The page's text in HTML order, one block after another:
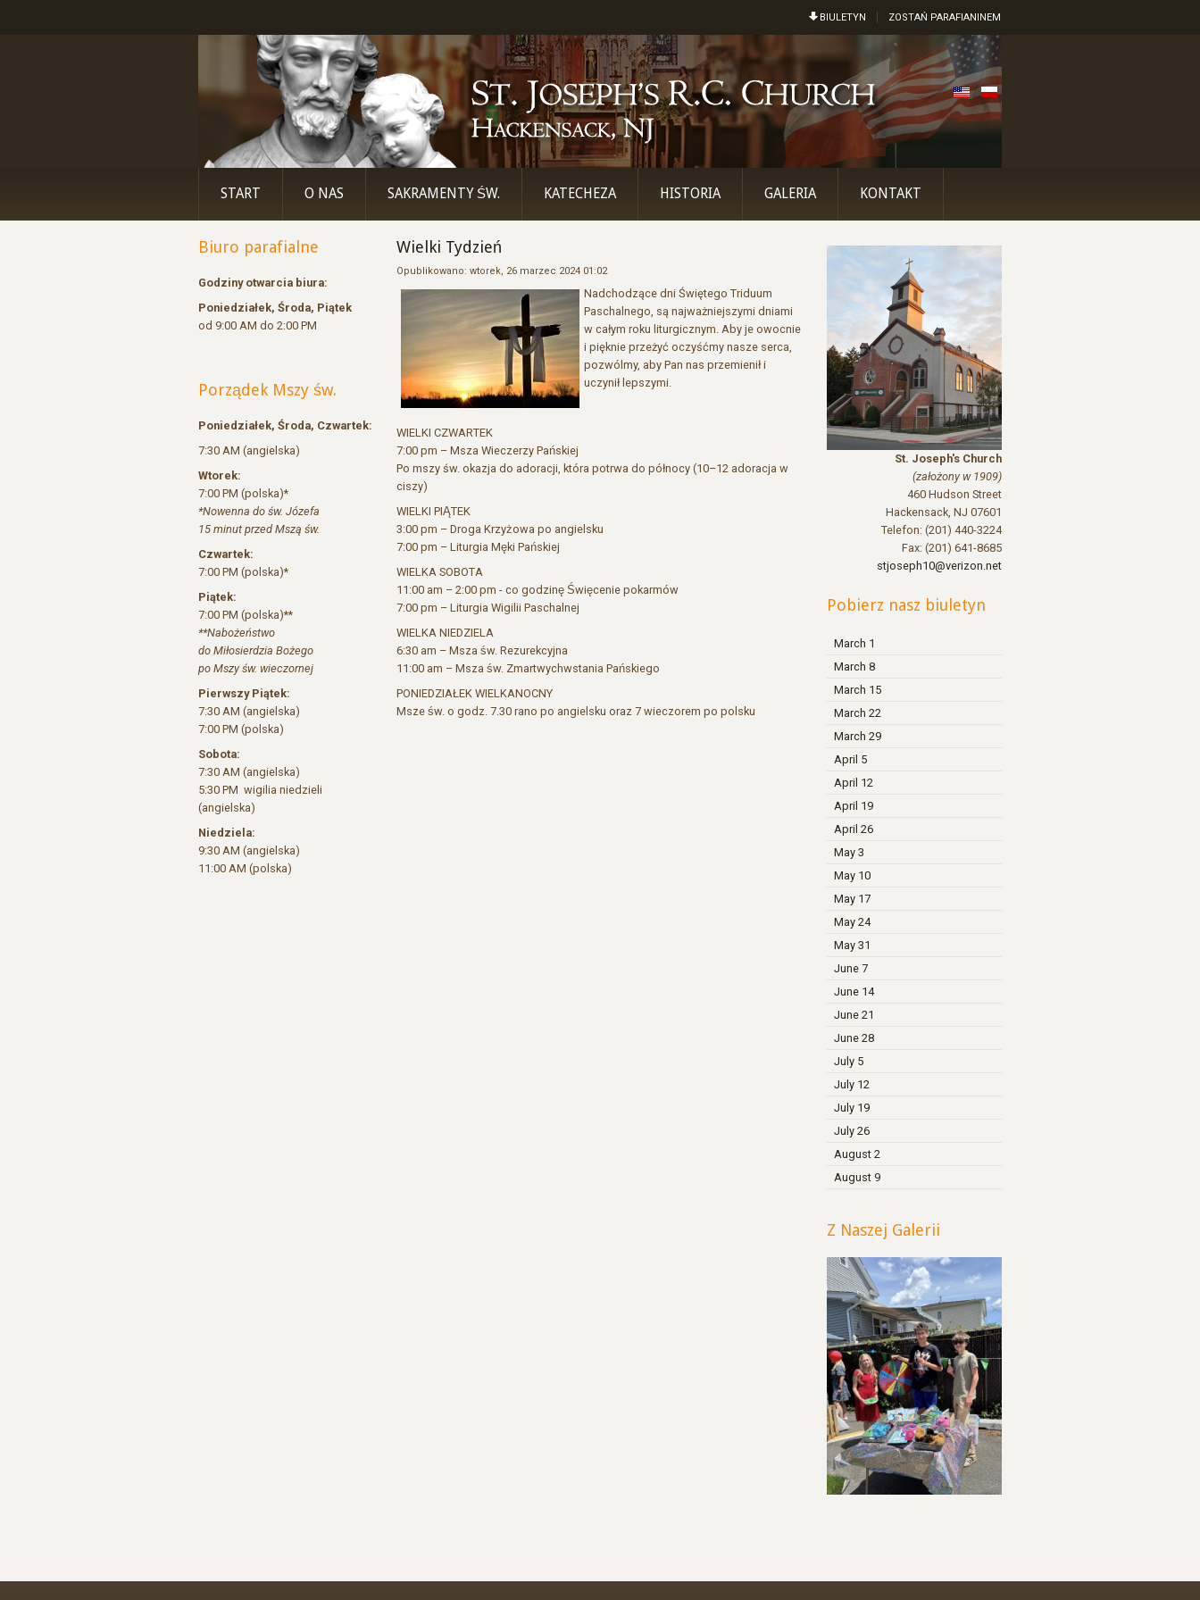
BIULETYN ZOSTAŃ PARAFIANINEM
START O NAS SAKRAMENTY ŚW. KATECHEZA HISTORIA GALERIA KONTAKT
Biuro parafialne
Godziny otwarcia biura:
Poniedziałek, Środa, Piątek
od 9:00 AM do 2:00 PM
Porządek Mszy św.
Poniedziałek, Środa, Czwartek:
7:30 AM (angielska)
Wtorek:
7:00 PM (polska)*
*Nowenna do św. Józefa
15 minut przed Mszą św.
Czwartek:
7:00 PM (polska)*
Piątek:
7:00 PM (polska)**
**Nabożeństwo
do Miłosierdzia Bożego
po Mszy św. wieczornej
Pierwszy Piątek:
7:30 AM (angielska)
7:00 PM (polska)
Sobota:
7:30 AM (angielska)
5:30 PM wigilia niedzieli
(angielska)
Niedziela:
9:30 AM (angielska)
11:00 AM (polska)
Wielki Tydzień
Opublikowano: wtorek, 26 marzec 2024 01:02
Nadchodzące dni Świętego Triduum
Paschalnego, są najważniejszymi dniami
w całym roku liturgicznym. Aby je owocnie
i pięknie przeżyć oczyśćmy nasze serca,
pozwólmy, aby Pan nas przemienił i
uczynił lepszymi.
WIELKI CZWARTEK
7:00 pm – Msza Wieczerzy Pańskiej
Po mszy św. okazja do adoracji, która potrwa do północy (10–12 adoracja w
ciszy)
WIELKI PIĄTEK
3:00 pm – Droga Krzyżowa po angielsku
7:00 pm – Liturgia Męki Pańskiej
WIELKA SOBOTA
11:00 am – 2:00 pm - co godzinę Święcenie pokarmów
7:00 pm – Liturgia Wigilii Paschalnej
WIELKA NIEDZIELA
6:30 am – Msza św. Rezurekcyjna
11:00 am – Msza św. Zmartwychwstania Pańskiego
PONIEDZIAŁEK WIELKANOCNY
Msze św. o godz. 7.30 rano po angielsku oraz 7 wieczorem po polsku
St. Joseph's Church
(założony w 1909)
460 Hudson Street
Hackensack, NJ 07601
Telefon: (201) 440-3224
Fax: (201) 641-8685
stjoseph10@verizon.net
Pobierz nasz biuletyn
March 1
March 8
March 15
March 22
March 29
April 5
April 12
April 19
April 26
May 3
May 10
May 17
May 24
May 31
June 7
June 14
June 21
June 28
July 5
July 12
July 19
July 26
August 2
August 9
Z Naszej Galerii